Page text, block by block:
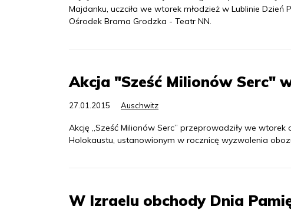
Majdanku, uczciła we wtorek młodzież w Lublinie
Ośrodek Brama Grodzka - Teatr NN.
Akcja "Sześć Milionów Serc"
27.01.2015 Auschwitz
Akcję „Sześć Milionów Serc” przeprowadziły we
Holokaustu, ustanowionym w rocznicę wyzwolenia
W Izraelu obchody Dnia